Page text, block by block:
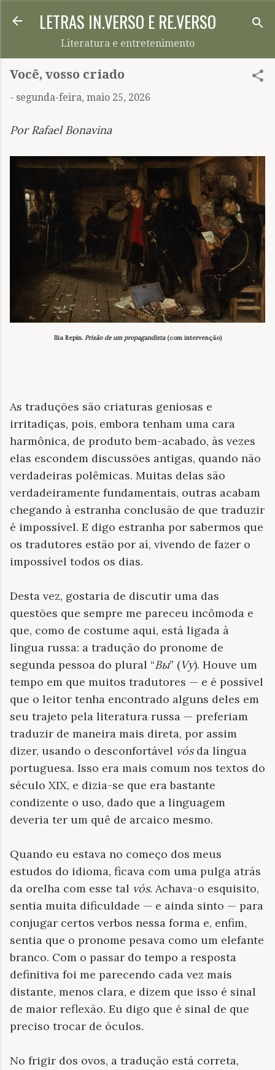
Pular para o conteúdo principal
LETRAS IN.VERSO E RE.VERSO
Literatura e entretenimento
Você, vosso criado
- segunda-feira, maio 25, 2026
Por Rafael Bonavina
Ilia Repin. Prisão de um propagandista(com intervenção)
As traduções são criaturas geniosas e
irritadiças, pois, embora tenham uma cara
harmônica, de produto bem-acabado, às vezes
elas escondem discussões antigas, quando não
verdadeiras polêmicas. Muitas delas são
verdadeiramente fundamentais, outras acabam
chegando à estranha conclusão de que traduzir
é impossível. E digo estranha por sabermos que
os tradutores estão por aí, vivendo de fazer o
impossível todos os dias.
Desta vez, gostaria de discutir uma das
questões que sempre me pareceu incômoda e
que, como de costume aqui, está ligada à
língua russa: a tradução do pronome de
segunda pessoa do plural “Вы” (Vy). Houve um
tempo em que muitos tradutores — e é possível
que o leitor tenha encontrado alguns deles em
seu trajeto pela literatura russa — preferiam
traduzir de maneira mais direta, por assim
dizer, usando o desconfortável vósda língua
portuguesa. Isso era mais comum nos textos do
século XIX, e dizia-se que era bastante
condizente o uso, dado que a linguagem
deveria ter um quê de arcaico mesmo.
Quando eu estava no começo dos meus
estudos do idioma, ficava com uma pulga atrás
da orelha com esse tal vós. Achava-o esquisito,
sentia muita dificuldade — e ainda sinto — para
conjugar certos verbos nessa forma e, enfim,
sentia que o pronome pesava como um elefante
branco. Com o passar do tempo a resposta
definitiva foi me parecendo cada vez mais
distante, menos clara, e dizem que isso é sinal
de maior reflexão. Eu digo que é sinal de que
preciso trocar de óculos.
No frigir dos ovos, a tradução está correta,